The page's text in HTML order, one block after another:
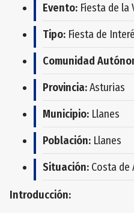
Evento: Fiesta de la
Tipo: Fiesta de
Comunidad
Provincia:Asturias
Municipio: Llanes
Población: Llanes
Situación: Costa de
Introducción: